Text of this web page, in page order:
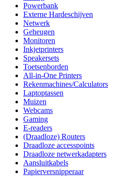
Powerbank
Externe Hardeschijven
Netwerk
Geheugen
Monitoren
Inkjetprinters
Speakersets
Toetsenborden
All-in-One Printers
Rekenmachines/Calculators
Laptoptassen
Muizen
Webcams
Gaming
E-readers
(Draadloze) Routers
Draadloze accesspoints
Draadloze netwerkadapters
Aansluitkabels
Papierversnipperaar